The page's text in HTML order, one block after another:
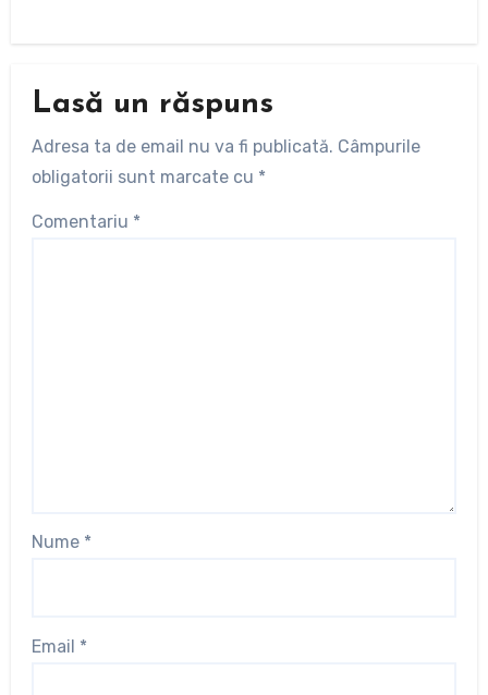
Lasă un răspuns
Adresa ta de email nu va fi publicată. Câmpurile
obligatorii sunt marcate cu *
Comentariu *
Nume *
Email *